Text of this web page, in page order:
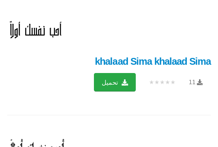
khalaad Sima khalaad Sima
11
★★★★★ تحميل